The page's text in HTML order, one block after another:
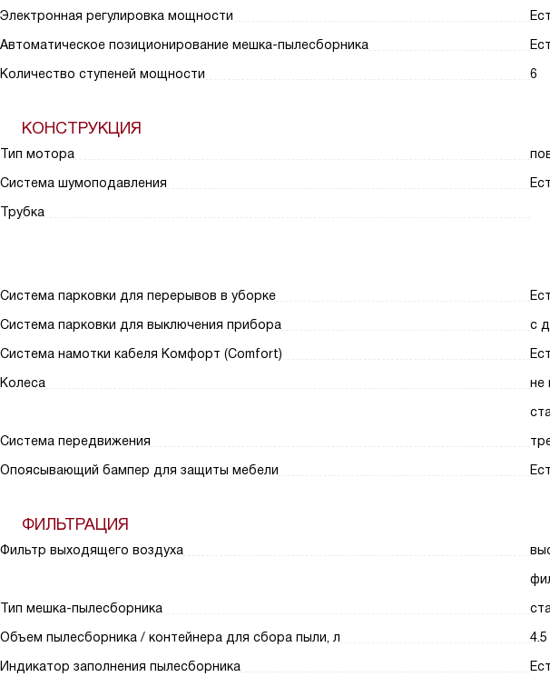
Электронная регулировка мощности
Автоматическое позиционирование мешка-пылесборника
Количество ступеней мощности
6
КОНСТРУКЦИЯ
Тип мотора
Система шумоподавления
Трубка
Система парковки для перерывов в уборке
Система парковки для выключения прибора
с
Система намотки кабеля Комфорт (Comfort)
Колеса
не
Система передвижения
Опоясывающий бампер для защиты мебели
ФИЛЬТРАЦИЯ
Фильтр выходящего воздуха
Тип мешка-пылесборника
Объем пылесборника / контейнера для сбора пыли, л
4.5
Индикатор заполнения пылесборника